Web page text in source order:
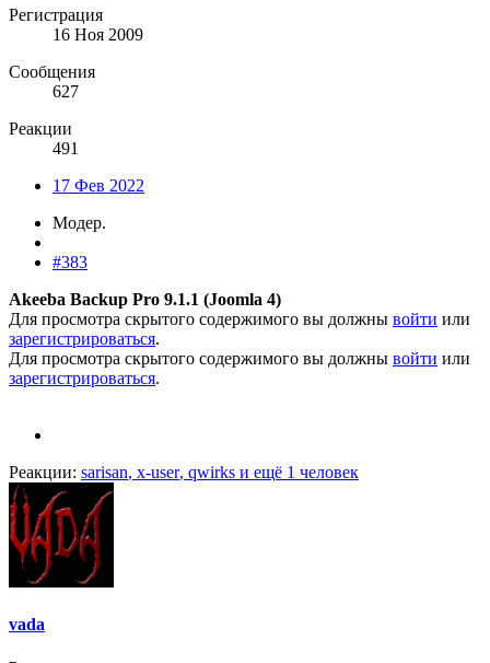
Регистрация
16 Ноя 2009
Сообщения
627
Реакции
491
17 Фев 2022
Модер.
#383
Akeeba Backup Pro 9.1.1 (Joomla 4)
Для просмотра скрытого содержимого вы должны войти или
зарегистрироваться.
Для просмотра скрытого содержимого вы должны войти или
зарегистрироваться.
Реакции: sarisan, x-user, qwirks и ещё 1 человек
vada